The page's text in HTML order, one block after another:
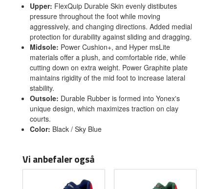
Upper: FlexQuip Durable Skin evenly distibutes
pressure throughout the foot while moving
aggressively, and changing directions. Added medial
protection for durability against sliding and dragging.
Midsole: Power Cushion+, and Hyper msLite
materials offer a plush, and comfortable ride, while
cutting down on extra weight. Power Graphite plate
maintains rigidity of the mid foot to increase lateral
stability.
Outsole: Durable Rubber is formed into Yonex's
unique design, which maximizes traction on clay
courts.
Color: Black / Sky Blue
Vi anbefaler også